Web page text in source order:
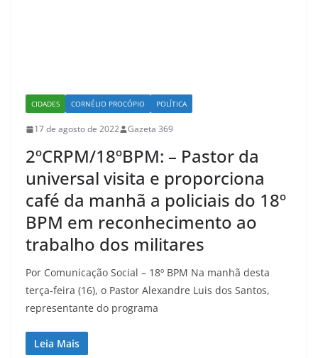
CIDADES CORNÉLIO PROCÓPIO POLÍTICA
17 de agosto de 2022 Gazeta 369
2ºCRPM/18ºBPM: – Pastor da
universal visita e proporciona
café da manhã a policiais do 18º
BPM em reconhecimento ao
trabalho dos militares
Por Comunicação Social – 18º BPM Na manhã desta
terça-feira (16), o Pastor Alexandre Luis dos Santos,
representante do programa
Leia Mais